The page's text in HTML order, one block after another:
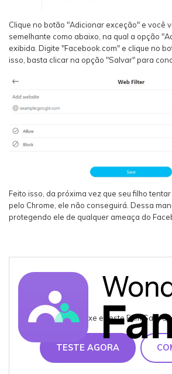
Clique no botão "Adicionar exceção" e você
semelhante como abaixo, na qual a opção
exibida. Digite "Facebook.com" e clique no
isso, basta clicar na opção "Salvar" para
Feito isso, da próxima vez que seu filho
pelo Chrome, ele não conseguirá. Dessa
protegendo ele de qualquer ameaça do
Baixe e Teste FamiSafe
TESTE AGORA